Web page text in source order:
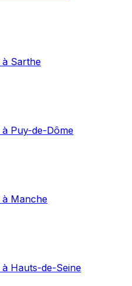
à Sarthe
à Puy-de-Dôme
à Manche
à Hauts-de-Seine